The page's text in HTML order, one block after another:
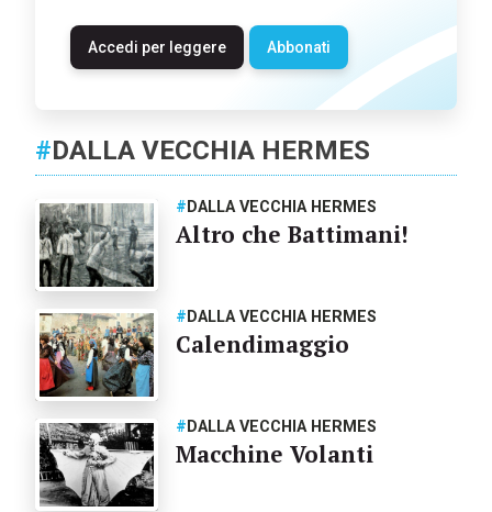
Accedi per leggere Abbonati
#DALLA VECCHIA HERMES
# DALLA VECCHIA HERMES
Altro che Battimani!
# DALLA VECCHIA HERMES
Calendimaggio
# DALLA VECCHIA HERMES
Macchine Volanti